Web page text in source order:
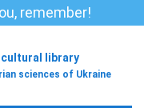
remember!
library
sciences of Ukraine